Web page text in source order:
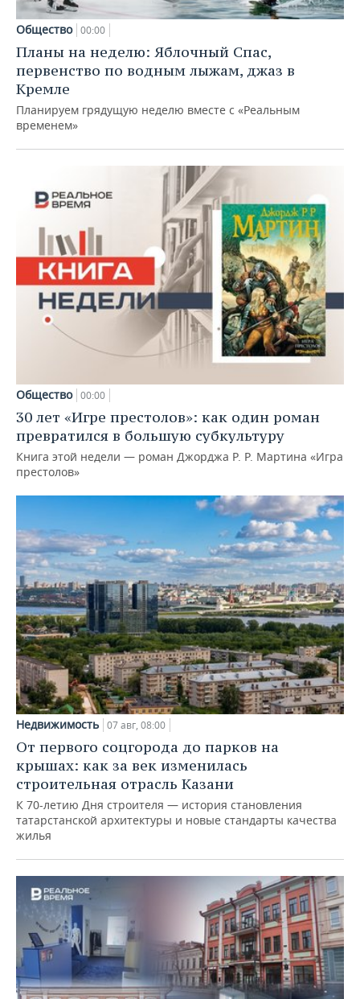
Общество 00:00
Планы на неделю: Яблочный Спас,
первенство по водным лыжам, джаз в
Кремле
Планируем грядущую неделю вместе с «Реальным
временем»
Общество 00:00
30 лет «Игре престолов»: как один роман
превратился в большую субкультуру
Книга этой недели — роман Джорджа Р. Р. Мартина «Игра
престолов»
Недвижимость 07 авг, 08:00
От первого соцгорода до парков на
крышах: как за век изменилась
строительная отрасль Казани
К 70-летию Дня строителя — история становления
татарстанской архитектуры и новые стандарты качества
жилья